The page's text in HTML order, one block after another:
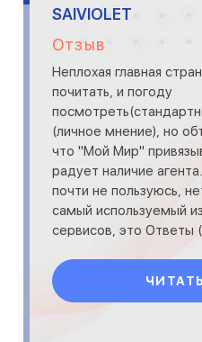
SAIVIOLET
Отзыв
Неплохая главная
почитать, и погоду
(личное мнение), но
что "Мой Мир"
радует наличие
почти не пользуюсь,
самый используемый
сервисов, это Ответы